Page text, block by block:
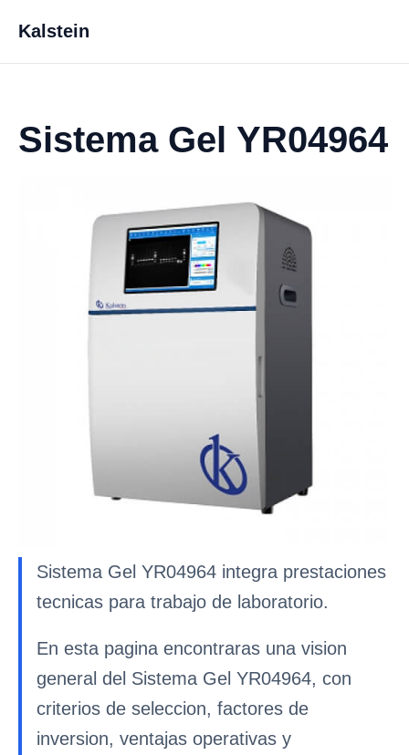
Kalstein
Sistema Gel YR04964
Sistema Gel YR04964 integra prestaciones
tecnicas para trabajo de laboratorio.
En esta pagina encontraras una vision
general del Sistema Gel YR04964, con
criterios de seleccion, factores de
inversion, ventajas operativas y